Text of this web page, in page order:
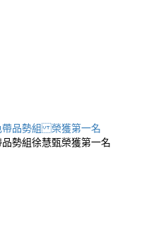
品勢組 榮獲第一名
勢組徐慧甄榮獲第一名